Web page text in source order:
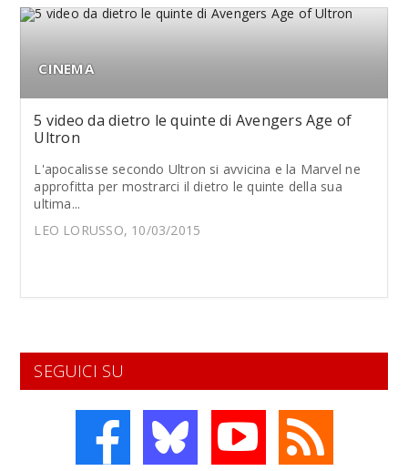
CINEMA
5 video da dietro le quinte di Avengers Age of
Ultron
L'apocalisse secondo Ultron si avvicina e la Marvel ne
approfitta per mostrarci il dietro le quinte della sua
ultima...
LEO LORUSSO, 10/03/2015
SEGUICI SU